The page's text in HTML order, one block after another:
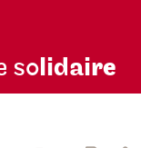
solidaire